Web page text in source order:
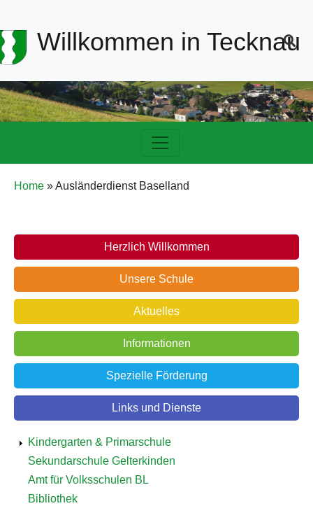
Navigation
Willkommen in Tecknau
Pfadnavigation
Home Ausländerdienst Baselland
Schule Herzlich Willkommen
Unsere Schule
Aktuelles
Informationen
Spezielle Förderung
Links und Dienste
Detailnavigation
Bildung
Information
Kindergarten & Primarschule
Sekundarschule Gelterkinden
Amt für Volksschulen BL
Bibliothek